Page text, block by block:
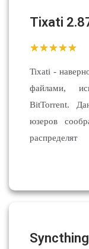
Tixati
Tixati -
файлами,
BitTorrent.
юзеров
распределят